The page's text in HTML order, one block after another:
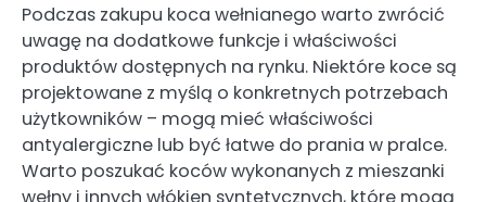
Podczas zakupu koca wełnianego warto zwrócić
uwagę na dodatkowe funkcje i właściwości
produktów dostępnych na rynku. Niektóre koce są
projektowane z myślą o konkretnych potrzebach
użytkowników – mogą mieć właściwości
antyalergiczne lub być łatwe do prania w pralce.
Warto poszukać koców wykonanych z mieszanki
wełny i innych włókien syntetycznych, które mogą